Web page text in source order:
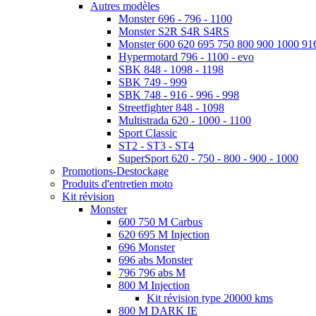
Autres modèles
Monster 696 - 796 - 1100
Monster S2R S4R S4RS
Monster 600 620 695 750 800 900 1000
Hypermotard 796 - 1100 - evo
SBK 848 - 1098 - 1198
SBK 749 - 999
SBK 748 - 916 - 996 - 998
Streetfighter 848 - 1098
Multistrada 620 - 1000 - 1100
Sport Classic
ST2 - ST3 - ST4
SuperSport 620 - 750 - 800 - 900 - 1000
Promotions-Destockage
Produits d'entretien moto
Kit révision
Monster
600 750 M Carbus
620 695 M Injection
696 Monster
696 abs Monster
796 796 abs M
800 M Injection
Kit révision type 20000 kms
800 M DARK IE